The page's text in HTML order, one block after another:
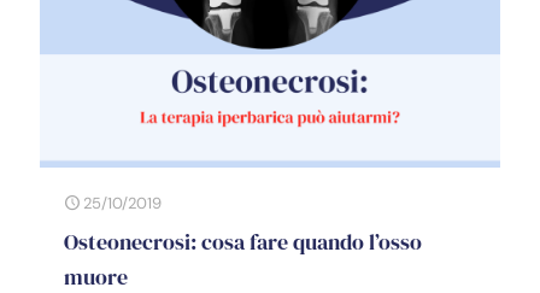
25/10/2019
Osteonecrosi: cosa fare quando l’osso
muore